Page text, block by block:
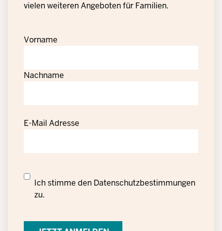
vielen weiteren Angeboten für Familien.
Vorname
Nachname
E-Mail Adresse
Datenschutzrechtliche
Einwilligung
personenbezogener
Ich stimme den Datenschutzbestimmungen
zu.